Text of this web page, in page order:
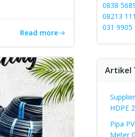
Read more
0838
08213
031 9905
Artikel
HDPE
Pipa
Meter